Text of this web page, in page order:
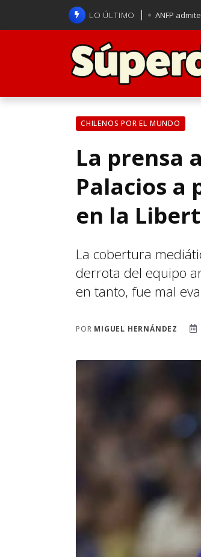
LO ÚLTIMO ANFP
La U se
Brasil
CHILENOS POR EL MUNDO
La prensa
Palacios a
en la
La cobertura
derrota del equipo
en tanto, fue mal
POR MIGUEL HERNÁNDEZ